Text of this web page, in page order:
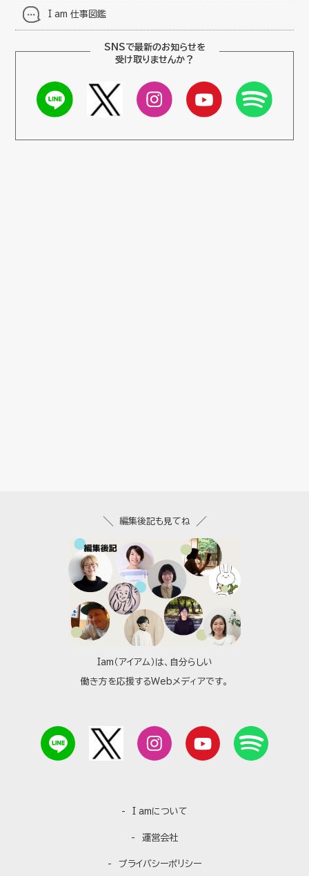
I am 仕事図鑑
SNSで最新のお知らせを
受け取りませんか？
Iam（アイアム）は、自分らしい
働き方を応援するWebメディアです。
I amについて
運営会社
プライバシーポリシー
編集後記も見てね